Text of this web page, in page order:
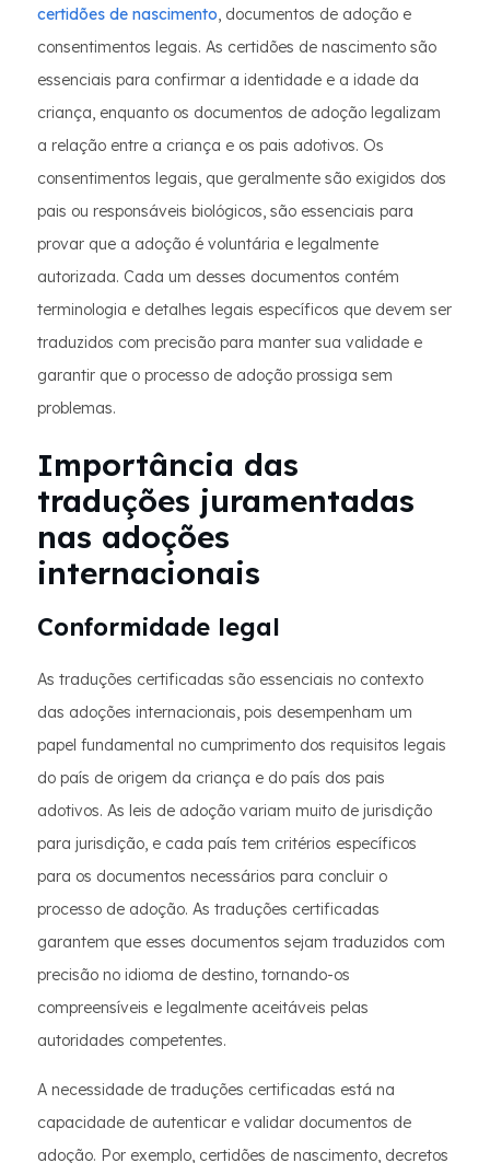
certidões de nascimento, documentos de adoção e
consentimentos legais. As certidões de nascimento são
essenciais para confirmar a identidade e a idade da
criança, enquanto os documentos de adoção legalizam
a relação entre a criança e os pais adotivos. Os
consentimentos legais, que geralmente são exigidos dos
pais ou responsáveis biológicos, são essenciais para
provar que a adoção é voluntária e legalmente
autorizada. Cada um desses documentos contém
terminologia e detalhes legais específicos que devem ser
traduzidos com precisão para manter sua validade e
garantir que o processo de adoção prossiga sem
problemas.
Importância das
traduções juramentadas
nas adoções
internacionais
Conformidade legal
As traduções certificadas são essenciais no contexto
das adoções internacionais, pois desempenham um
papel fundamental no cumprimento dos requisitos legais
do país de origem da criança e do país dos pais
adotivos. As leis de adoção variam muito de jurisdição
para jurisdição, e cada país tem critérios específicos
para os documentos necessários para concluir o
processo de adoção. As traduções certificadas
garantem que esses documentos sejam traduzidos com
precisão no idioma de destino, tornando-os
compreensíveis e legalmente aceitáveis pelas
autoridades competentes.
A necessidade de traduções certificadas está na
capacidade de autenticar e validar documentos de
adoção. Por exemplo, certidões de nascimento, decretos